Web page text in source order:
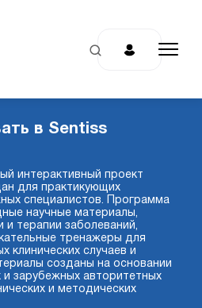
в Sentiss
интерактивный проект
для практикующих
специалистов. Программа
научные материалы,
и терапии заболеваний,
тренажеры для
клинических случаев и
созданы на основании
и зарубежных авторитетных
и методических